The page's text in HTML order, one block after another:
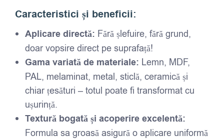
Caracteristici și beneficii:
Aplicare directă: Fără șlefuire, fără grund,
doar vopsire direct pe suprafață!
Gama variată de materiale: Lemn, MDF,
PAL, melaminat, metal, sticlă, ceramică și
chiar țesături – totul poate fi transformat cu
ușurință.
Textură bogată și acoperire excelentă:
Formula sa groasă asigură o aplicare uniformă